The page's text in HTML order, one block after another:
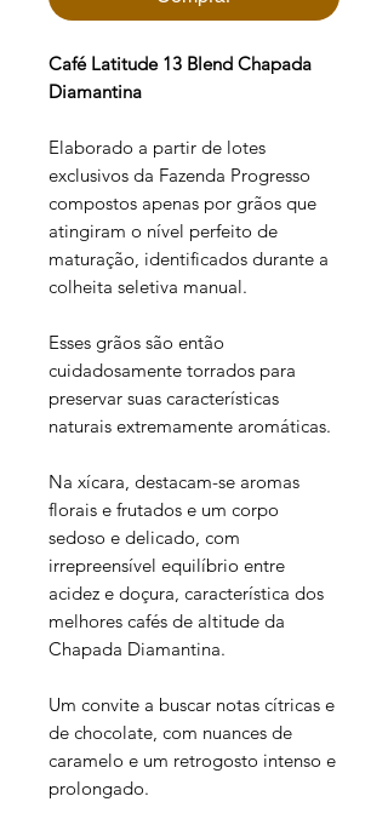
Café Latitude 13 Blend Chapada
Diamantina
Elaborado a partir de lotes
exclusivos da Fazenda Progresso
compostos apenas por grãos que
atingiram o nível perfeito de
maturação, identificados durante a
colheita seletiva manual.
Esses grãos são então
cuidadosamente torrados para
preservar suas características
naturais extremamente aromáticas.
Na xícara, destacam-se aromas
florais e frutados e um corpo
sedoso e delicado, com
irrepreensível equilíbrio entre
acidez e doçura, característica dos
melhores cafés de altitude da
Chapada Diamantina.
Um convite a buscar notas cítricas e
de chocolate, com nuances de
caramelo e um retrogosto intenso e
prolongado.